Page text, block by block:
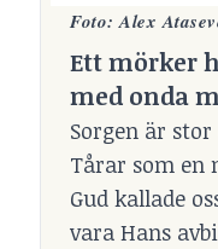
Foto: Alex
Ett mörker
med onda
Sorgen är
Tårar som en
Gud kallade
vara Hans